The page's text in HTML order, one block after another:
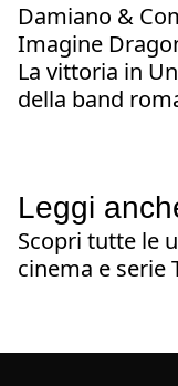
Damiano &
Imagine
La vittoria in
della band
Leggi
Scopri tutte le
cinema e serie